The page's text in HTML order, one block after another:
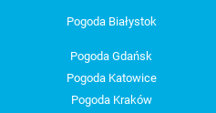
Pogoda Białystok
Pogoda Gdańsk
Pogoda Katowice
Pogoda Kraków